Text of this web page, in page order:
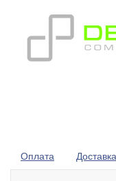
Оплата Доставка